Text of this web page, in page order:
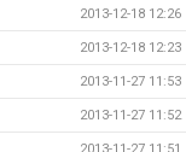
2013-12-18 12:26
2013-12-18 12:23
2013-11-27 11:53
2013-11-27 11:52